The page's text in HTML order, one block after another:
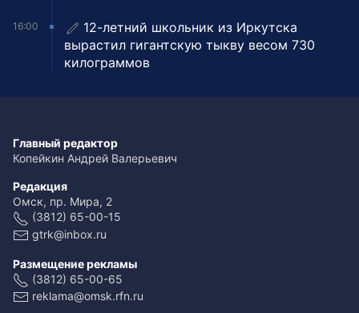
16:00
12-летний школьник из Иркутска
вырастил гигантскую тыкву весом 730
килограммов
Главный редактор
Копейкин Андрей Валерьевич
Редакция
Омск, пр. Мира, 2
(3812) 65-00-15
gtrk@inbox.ru
Размещение рекламы
(3812) 65-00-65
reklama@omsk.rfn.ru